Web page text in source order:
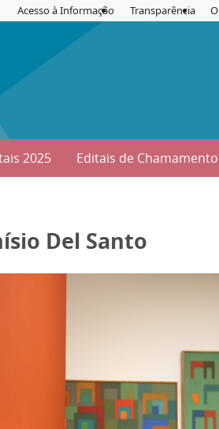
Acesso à Informação Transparência
2025 Editais de Chamamento
Del Santo